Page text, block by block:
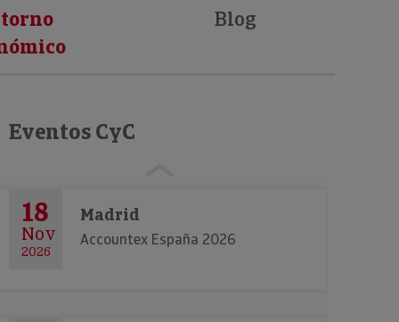
Blog
Eventos CyC
18
Nov
2026
Madrid
Accountex España 2026